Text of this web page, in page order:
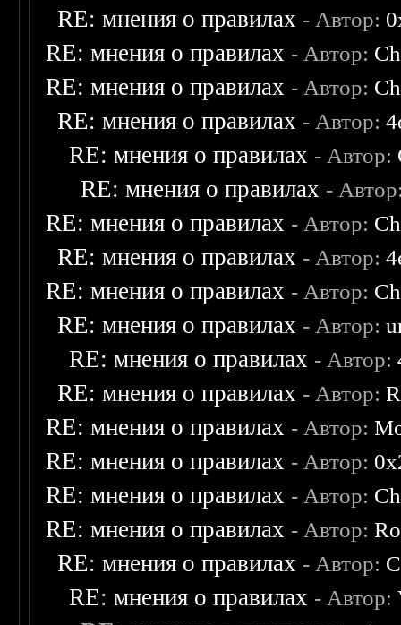
RE: мнения о правилах - Автор:
RE: мнения о правилах - Автор:
RE: мнения о правилах - Автор:
RE: мнения о правилах - Автор:
RE: мнения о правилах - Автор:
RE: мнения о правилах -
RE: мнения о правилах - Автор:
RE: мнения о правилах - Автор:
RE: мнения о правилах - Автор:
RE: мнения о правилах - Автор:
RE: мнения о правилах - Автор:
RE: мнения о правилах - Автор:
RE: мнения о правилах - Автор:
RE: мнения о правилах - Автор:
RE: мнения о правилах - Автор:
RE: мнения о правилах - Автор:
RE: мнения о правилах - Автор:
RE: мнения о правилах - Автор: